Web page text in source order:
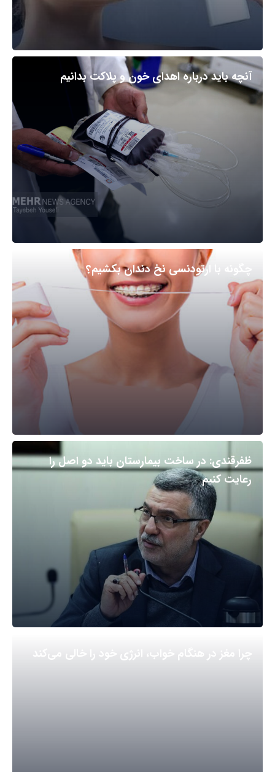
آنچه باید درباره اهدای خون و پلاکت بدانیم
چگونه با ارتودنسی نخ دندان بکشیم؟
ظفرقندی: در ساخت بیمارستان باید دو اصل را
رعایت کنیم
چرا مغز در هنگام خواب، انرژی خود را خالی می‌کند